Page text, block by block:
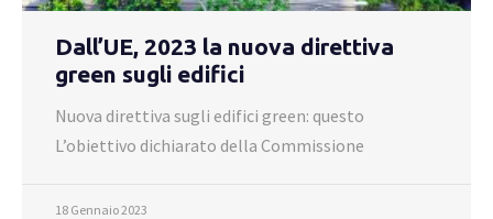
Dall’UE, 2023 la nuova direttiva
green sugli edifici
Nuova direttiva sugli edifici green: questo
L’obiettivo dichiarato della Commissione
18 Gennaio 2023